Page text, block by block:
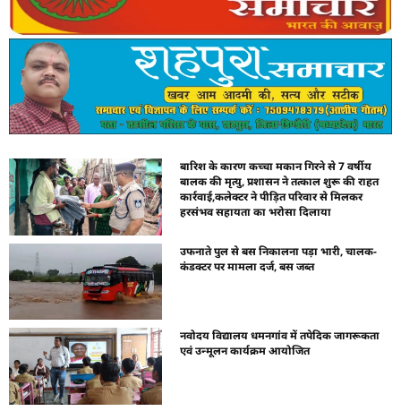
बारिश के कारण कच्चा मकान गिरने से 7 वर्षीय
बालक की मृत्यु, प्रशासन ने तत्काल शुरू की राहत
कार्रवाई,कलेक्टर ने पीड़ित परिवार से मिलकर
हरसंभव सहायता का भरोसा दिलाया
उफनाते पुल से बस निकालना पड़ा भारी, चालक-
कंडक्टर पर मामला दर्ज, बस जब्त
नवोदय विद्यालय धमनगांव में तपेदिक जागरूकता
एवं उन्मूलन कार्यक्रम आयोजित